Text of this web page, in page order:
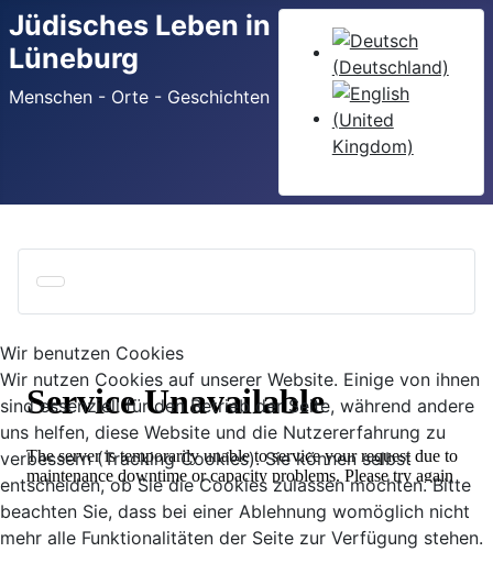
Jüdisches Leben in
Lüneburg
Menschen - Orte - Geschichten
Sprache auswählen
Wir benutzen Cookies
Wir nutzen Cookies auf unserer Website. Einige von ihnen
sind essenziell für den Betrieb der Seite, während andere
uns helfen, diese Website und die Nutzererfahrung zu
verbessern (Tracking Cookies). Sie können selbst
entscheiden, ob Sie die Cookies zulassen möchten. Bitte
beachten Sie, dass bei einer Ablehnung womöglich nicht
mehr alle Funktionalitäten der Seite zur Verfügung stehen.